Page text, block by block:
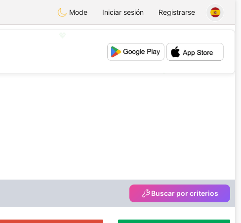
Mode Iniciar sesión Registrarse
💕
Buscar por criterios